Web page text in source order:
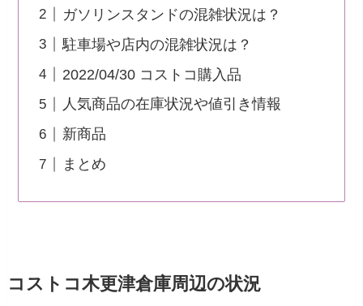
ガソリンスタンドの混雑状況は？
駐車場や店内の混雑状況は？
2022/04/30 コストコ購入品
人気商品の在庫状況や値引き情報
新商品
まとめ
コストコ木更津倉庫周辺の状況